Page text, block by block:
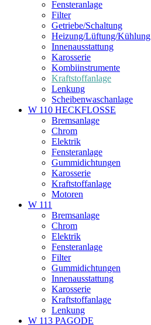
Fensteranlage
Filter
Getriebe/Schaltung
Heizung/Lüftung/Kühlung
Innenausstattung
Karosserie
Kombiinstrumente
Kraftstoffanlage
Lenkung
Scheibenwaschanlage
W 110 HECKFLOSSE
Bremsanlage
Chrom
Elektrik
Fensteranlage
Gummidichtungen
Karosserie
Kraftstoffanlage
Motoren
W 111
Bremsanlage
Chrom
Elektrik
Fensteranlage
Filter
Gummidichtungen
Innenausstattung
Karosserie
Kraftstoffanlage
Lenkung
W 113 PAGODE